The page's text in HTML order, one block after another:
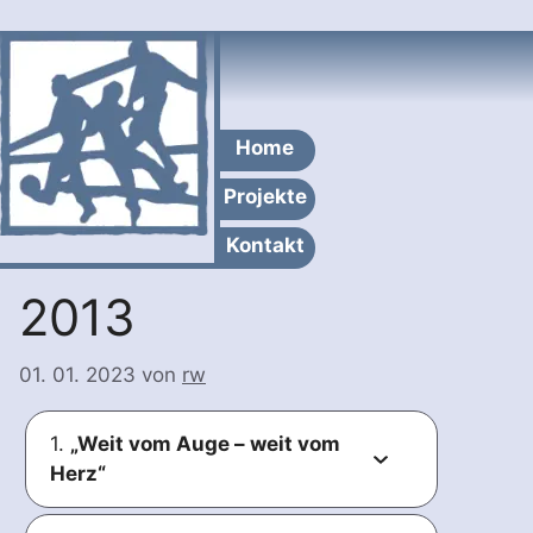
Inhalt
springen
Kontakt
Projekte
Home
2013
01. 01. 2023 von rw
1. „Weit vom Auge – weit vom
Herz“